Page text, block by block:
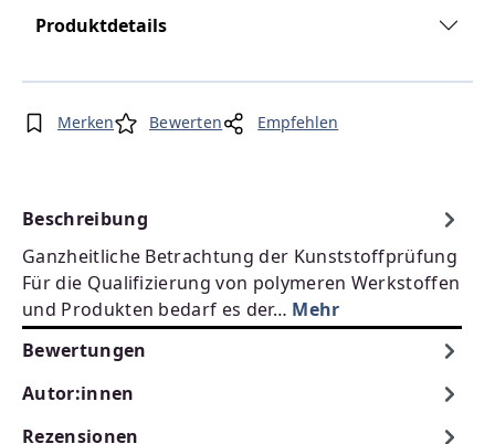
Produktdetails
Merken Bewerten Empfehlen
Beschreibung
Ganzheitliche Betrachtung der Kunststoffprüfung
Für die Qualifizierung von polymeren Werkstoffen
und Produkten bedarf es der… Mehr
Bewertungen
Autor:innen
Rezensionen